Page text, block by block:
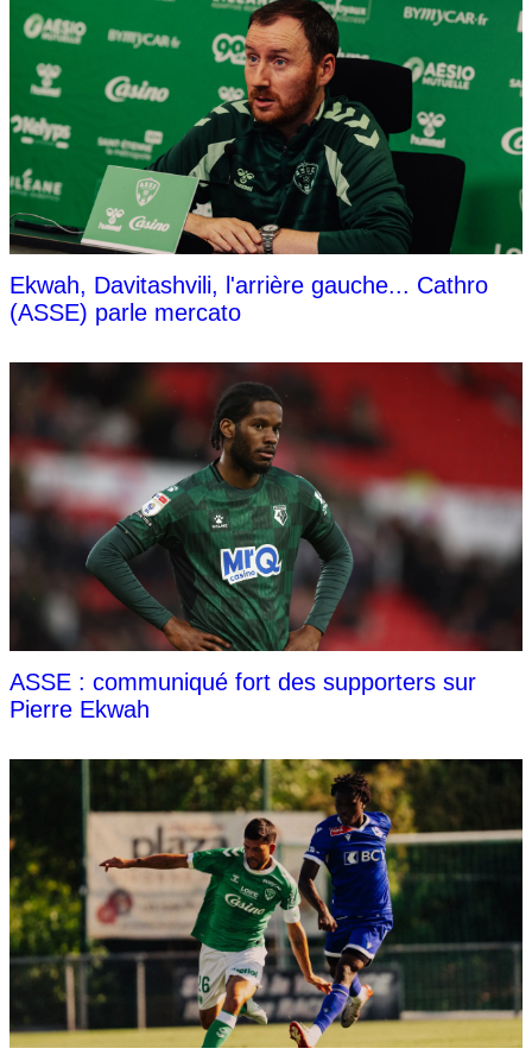
Ekwah, Davitashvili, l'arrière gauche... Cathro
(ASSE) parle mercato
ASSE : communiqué fort des supporters sur
Pierre Ekwah